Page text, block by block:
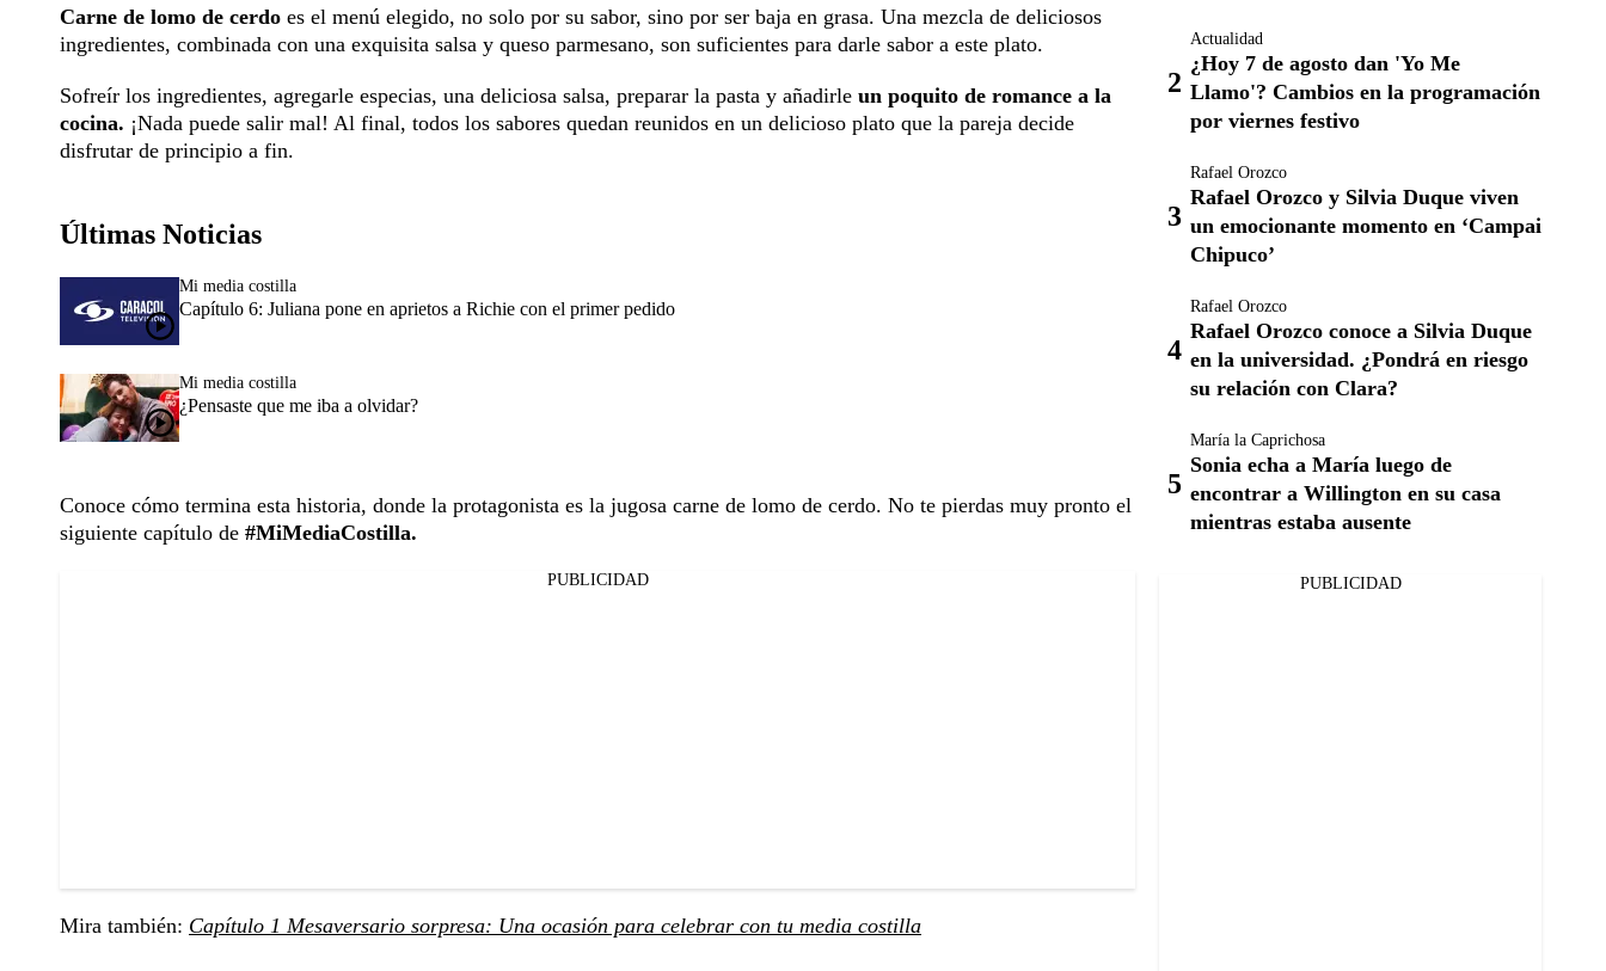
Carne de lomo de cerdo es el menú elegido, no solo por su sabor, sino por ser baja en grasa. Una mezcla de deliciosos
ingredientes, combinada con una exquisita salsa y queso parmesano, son suficientes para darle sabor a este plato.
Sofreír los ingredientes, agregarle especias, una deliciosa salsa, preparar la pasta y añadirle un poquito de romance a la
cocina. ¡Nada puede salir mal! Al final, todos los sabores quedan reunidos en un delicioso plato que la pareja decide
disfrutar de principio a fin.
Últimas Noticias
Mi media costilla
Capítulo 6: Juliana pone en aprietos a Richie con el primer pedido
Mi media costilla
¿Pensaste que me iba a olvidar?
Conoce cómo termina esta historia, donde la protagonista es la jugosa carne de lomo de cerdo. No te pierdas muy pronto el
siguiente capítulo de #MiMediaCostilla.
PUBLICIDAD
Mira también: Capítulo 1 Mesaversario sorpresa: Una ocasión para celebrar con tu media costilla
Actualidad
¿Hoy 7 de agosto dan 'Yo Me
Llamo'? Cambios en la programación
por viernes festivo
Rafael Orozco
Rafael Orozco y Silvia Duque viven
un emocionante momento en ‘Campai
Chipuco’
Rafael Orozco
Rafael Orozco conoce a Silvia Duque
en la universidad. ¿Pondrá en riesgo
su relación con Clara?
María la Caprichosa
Sonia echa a María luego de
encontrar a Willington en su casa
mientras estaba ausente
PUBLICIDAD